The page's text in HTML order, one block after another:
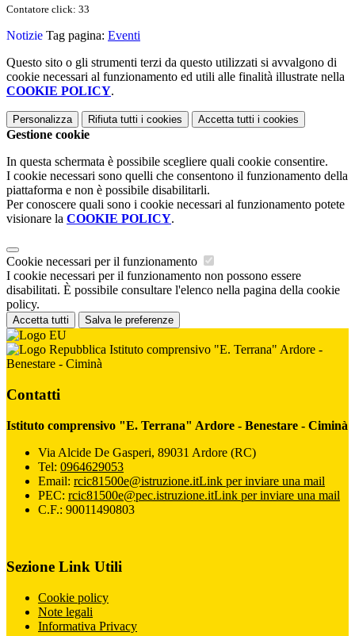
Contatore click: 33
Notizie Tag pagina: Eventi
Questo sito o gli strumenti terzi da questo utilizzati si avvalgono di
cookie necessari al funzionamento ed utili alle finalità illustrate nella
COOKIE POLICY.
Personalizza Rifiuta tutti i cookies Accetta tutti i cookies
Gestione cookie
In questa schermata è possibile scegliere quali cookie consentire.
I cookie necessari sono quelli che consentono il funzionamento della
piattaforma e non è possibile disabilitarli.
Per conoscere quali sono i cookie necessari al funzionamento potete
visionare la COOKIE POLICY.
Cookie necessari per il funzionamento
I cookie necessari per il funzionamento non possono essere
disabilitati. È possibile consultare l'elenco nella pagina della cookie
policy.
Accetta tutti Salva le preferenze
Istituto comprensivo "E. Terrana" Ardore -
Benestare - Ciminà
Contatti
Istituto comprensivo "E. Terrana" Ardore - Benestare - Ciminà
Via Alcide De Gasperi, 89031 Ardore (RC)
Tel: 0964629053
Email: rcic81500e@istruzione.itLink per inviare una mail
PEC: rcic81500e@pec.istruzione.itLink per inviare una mail
C.F.: 90011490803
Sezione Link Utili
Cookie policy
Note legali
Informativa Privacy